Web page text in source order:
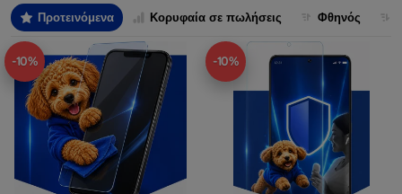
Προτεινόμενα Κορυφαία σε πωλήσεις Φθηνός
-10% -10%